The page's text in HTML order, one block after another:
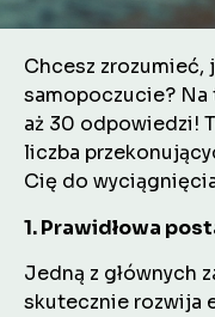
Chcesz zrozumieć,
samopoczucie?
aż 30 odpowiedzi!
liczba
Cię do
1. Prawidłowa
Jedną z głównych
skutecznie rozwija